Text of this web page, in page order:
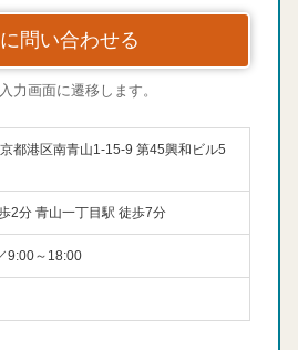
問い合わせる
力画面に遷移します。
都港区南青山1-15-9 第45興和ビル5
2分 青山一丁目駅 徒歩7分
9:00～18:00